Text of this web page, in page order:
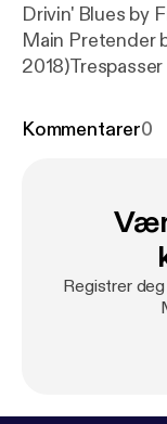
Drivin' Blues by
Main Pretender
The Blue Door,
by Flying
Sin,
Calling,
(Shazam, 1970)
Kommentarer0
Registrer